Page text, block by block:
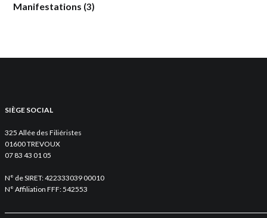
Manifestations (3)
SIÈGE SOCIAL
325 Allée des Filiéristes
01600 TREVOUX
07 83 43 01 05
N° de SIRET: 422333039 00010
N° Affiliation FFF: 542553